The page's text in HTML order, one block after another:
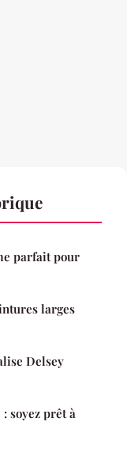
parfait pour
larges
Delsey
soyez prêt à